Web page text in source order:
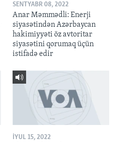
SENTYABR 08, 2022
Anar Məmmədli: Enerji
siyasətindən Azərbaycan
hakimiyyəti öz avtoritar
siyasətini qorumaq üçün
istifadə edir
İYUL 15, 2022